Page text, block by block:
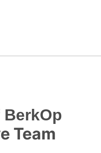
Team